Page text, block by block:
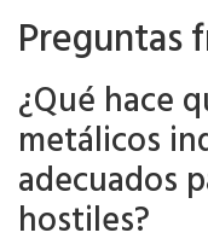
Preguntas
¿Qué hace
metálicos
adecuados
hostiles?